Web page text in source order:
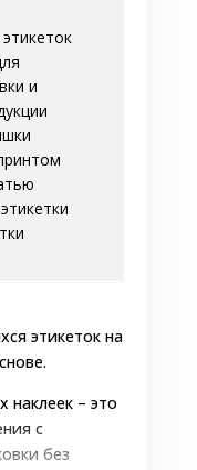
и
этикеток на
наклеек – это
с
без